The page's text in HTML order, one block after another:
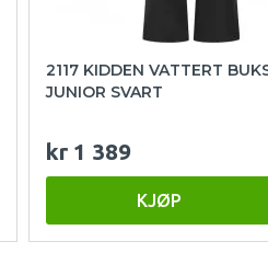
2117 KIDDEN VATTERT
JUNIOR SVART
kr 1 389
KJØP